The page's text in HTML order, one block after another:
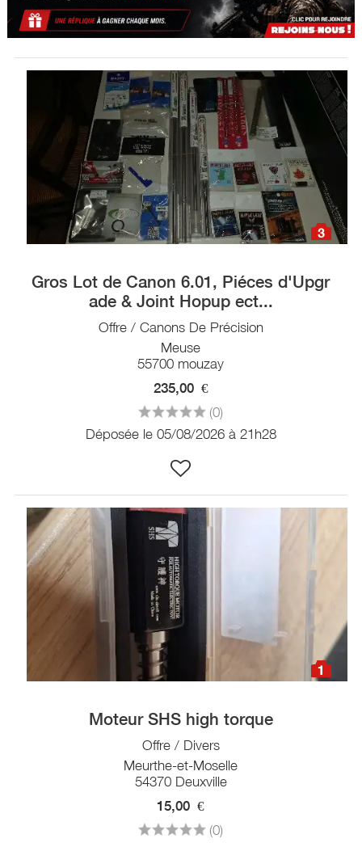
3
Gros Lot de Canon 6.01, Piéces d'Upgr
ade & Joint Hopup ect...
Offre / Canons De Précision
Meuse
55700 mouzay
235,00 €
(0)
Déposée le 05/08/2026 à 21h28
1
Moteur SHS high torque
Offre / Divers
Meurthe-et-Moselle
54370 Deuxville
15,00 €
(0)